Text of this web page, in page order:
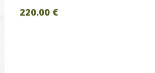
220.00 €